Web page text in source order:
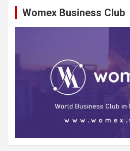
Womex Business Club